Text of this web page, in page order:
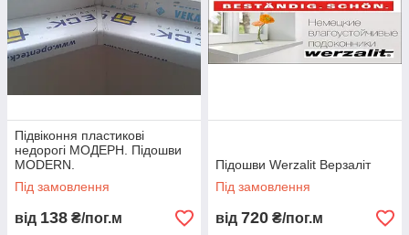
Не пропустіть свій шанс і зробіть замовлення прямо зараз,
доставка по Україні.
Підвіконня пластикові
недорогі МОДЕРН. Підошви
MODERN.
Під замовлення
від 138 ₴/пог.м
Підошви Werzalit Верзаліт
Під замовлення
від 720 ₴/пог.м